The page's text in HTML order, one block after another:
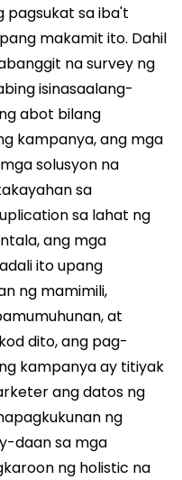
pagsukat sa iba't
makamit ito. Dahil
na survey ng
isinasaalang-
abot bilang
kampanya, ang mga
solusyon na
sa
sa lahat ng
ang mga
ito upang
ng mamimili,
at
dito, ang pag-
kampanya ay titiyak
ang datos ng
ng
daan sa mga
ng holistic na